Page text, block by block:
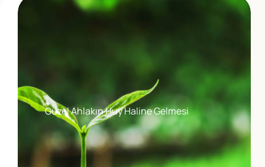
Güzel Ahlakın Huy Haline Gelmesi